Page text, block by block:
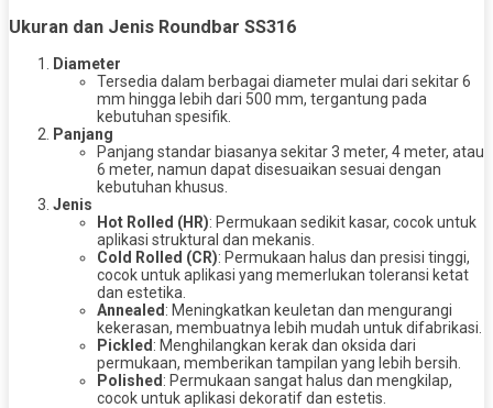
Ukuran dan Jenis Roundbar SS316
Diameter
Tersedia dalam berbagai diameter mulai dari sekitar 6
mm hingga lebih dari 500 mm, tergantung pada
kebutuhan spesifik.
Panjang
Panjang standar biasanya sekitar 3 meter, 4 meter, atau
6 meter, namun dapat disesuaikan sesuai dengan
kebutuhan khusus.
Jenis
Hot Rolled (HR): Permukaan sedikit kasar, cocok untuk
aplikasi struktural dan mekanis.
Cold Rolled (CR): Permukaan halus dan presisi tinggi,
cocok untuk aplikasi yang memerlukan toleransi ketat
dan estetika.
Annealed : Meningkatkan keuletan dan mengurangi
kekerasan, membuatnya lebih mudah untuk difabrikasi.
Pickled : Menghilangkan kerak dan oksida dari
permukaan, memberikan tampilan yang lebih bersih.
Polished : Permukaan sangat halus dan mengkilap,
cocok untuk aplikasi dekoratif dan estetis.